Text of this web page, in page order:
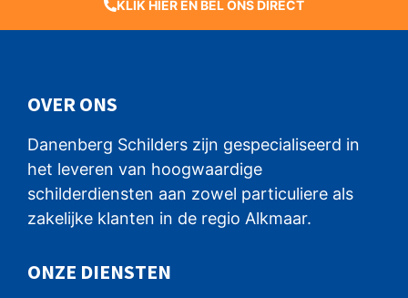
KLIK HIER EN BEL ONS DIRECT
OVER ONS
Danenberg Schilders zijn gespecialiseerd in
het leveren van hoogwaardige
schilderdiensten aan zowel particuliere als
zakelijke klanten in de regio Alkmaar.
ONZE DIENSTEN